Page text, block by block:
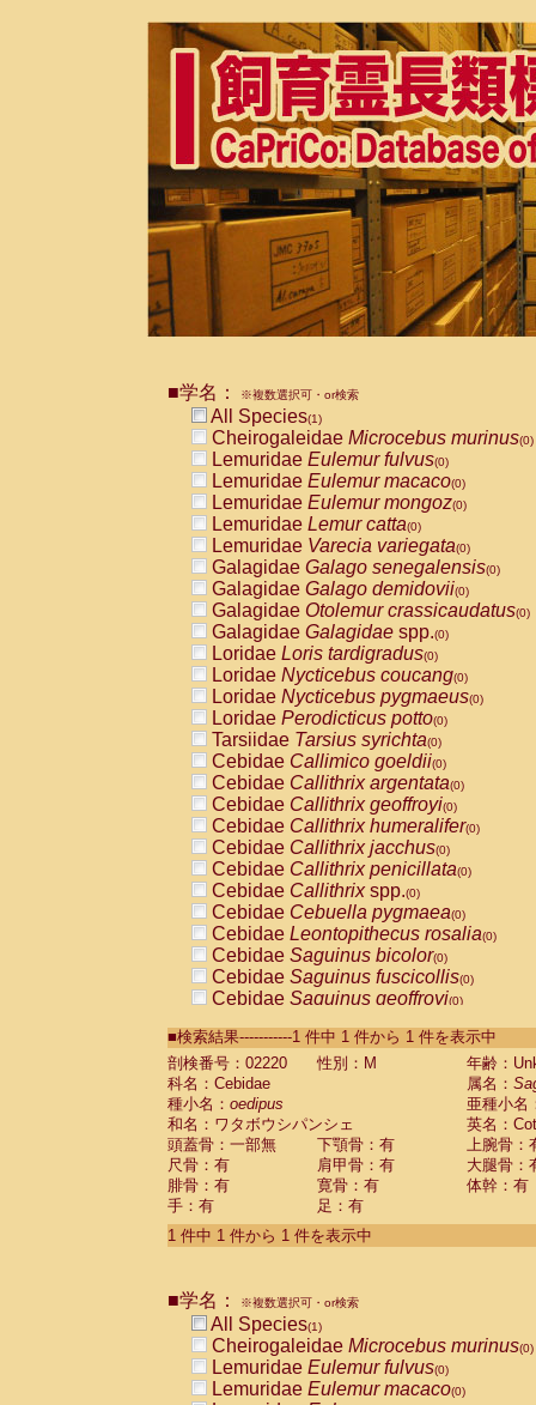
■学名： ※複数選択可・or検索
All Species(1)
Cheirogaleidae Microcebus murinus(0)
Lemuridae Eulemur fulvus(0)
Lemuridae Eulemur macaco(0)
Lemuridae Eulemur mongoz(0)
Lemuridae Lemur catta(0)
Lemuridae Varecia variegata(0)
Galagidae Galago senegalensis(0)
Galagidae Galago demidovii(0)
Galagidae Otolemur crassicaudatus(0)
Galagidae Galagidae spp.(0)
Loridae Loris tardigradus(0)
Loridae Nycticebus coucang(0)
Loridae Nycticebus pygmaeus(0)
Loridae Perodicticus potto(0)
Tarsiidae Tarsius syrichta(0)
Cebidae Callimico goeldii(0)
Cebidae Callithrix argentata(0)
Cebidae Callithrix geoffroyi(0)
Cebidae Callithrix humeralifer(0)
Cebidae Callithrix jacchus(0)
Cebidae Callithrix penicillata(0)
Cebidae Callithrixspp.(0)
Cebidae Cebuella pygmaea(0)
Cebidae Leontopithecus rosalia(0)
Cebidae Saguinus bicolor(0)
Cebidae Saguinus fuscicollis(0)
Cebidae Saguinus geoffroyi(0)
CebidaeSaguinus labiatus(0)
Cebidae Saguinus leucopus (0)
Cebidae
Cebidae
CebidaeSaguinus nigricollis (0)
Cebidae Saguinus oedipus
Cebidae Saguinus weddelli
Cebidae Saguinusspp.
Cebidae Aotus trivirgatus
Cebidae Cebus albifrons
CebidaeCebus nigrivittatus
CebidaeCebus
CebidaeSaimiri boliviensis(0)
CebidaeSaimiri sciureus(0)
AtelidaeAlouatta caraya(0)
■検索結果-----------1 件中 1 件から 1 件を表示中
剖検番号：02220
性別：M
年齢：
科名：Cebidae
属名：
種小名： oedipus
亜種小名
和名：ワタボウシパンシェ
英名：
頭蓋骨：一部無
下顎骨：有
上腕骨：
尺骨：有
肩甲骨：有
大腿骨：
腓骨：有
寛骨：有
体幹：有
手：有
足：有
1 件中 1 件から 1 件を表示中
■学名： ※複数選択可・or検索
All Species(1)
Cheirogaleidae Microcebus murinus(0)
Lemuridae Eulemur fulvus(0)
Lemuridae Eulemur macaco(0)